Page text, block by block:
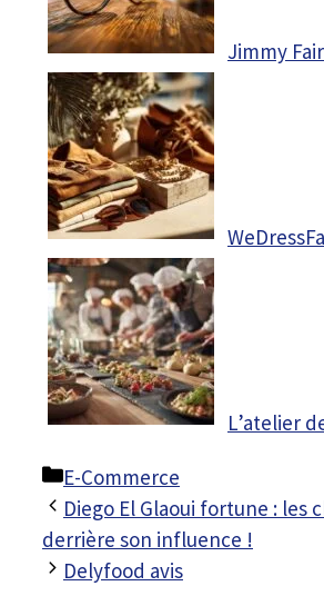
Jimmy
L’atelier
Catégories
E-Commerce
Diego El Glaoui fortune : les
derrière son influence !
Delyfood avis